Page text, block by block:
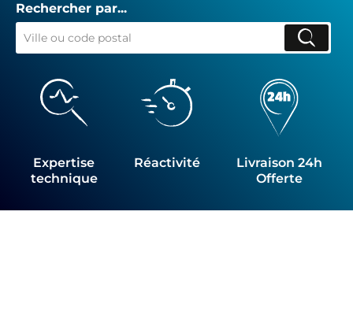
Rechercher par...
Expertise
technique
Réactivité
Livraison 24h
Offerte